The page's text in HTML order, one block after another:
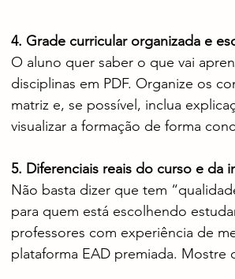
4. Grade curricular organizada e
O aluno quer saber o que vai
disciplinas em PDF. Organize os
matriz e, se possível, inclua
visualizar a formação de forma
5. Diferenciais reais do curso e da
Não basta dizer que tem
para quem está escolhendo
professores com experiência de
plataforma EAD premiada.